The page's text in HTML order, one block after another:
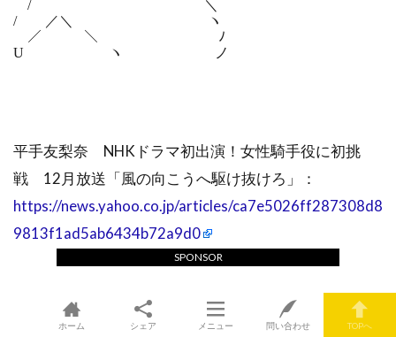
/ ＼
/ ／＼ ヽ
／ ＼ ﾉ
U ヽ ノ
平手友梨奈 NHKドラマ初出演！女性騎手役に初挑
戦 12月放送「風の向こうへ駆け抜けろ」：
https://news.yahoo.co.jp/articles/ca7e5026ff287308d8
9813f1ad5ab6434b72a9d0
SPONSOR
ホーム シェア メニュー 問い合わせ TOPへ